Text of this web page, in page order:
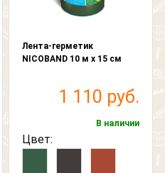
Лента-герметик
NICOBAND 10 м х 15 см
1 110 руб.
В наличии
Цвет: